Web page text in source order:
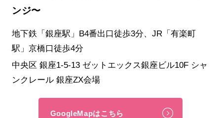
ンジ〜
地下鉄「銀座駅」B4番出口徒歩3分、JR「有楽町
駅」京橋口徒歩4分
中央区 銀座1-5-13 ゼットエックス銀座ビル10F シャ
ンクレール 銀座ZX会場
GoogleMapはこちら